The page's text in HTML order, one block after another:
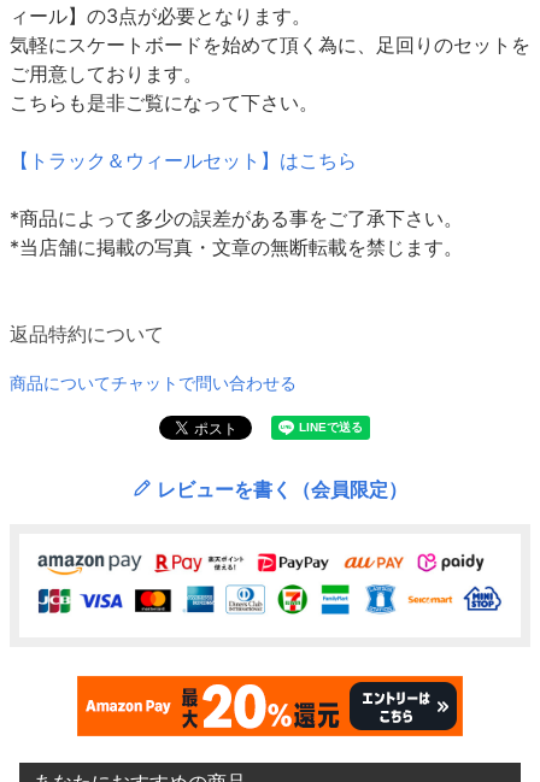
ィール】の3点が必要となります。
気軽にスケートボードを始めて頂く為に、足回りのセットを
ご用意しております。
こちらも是非ご覧になって下さい。
【トラック＆ウィールセット】はこちら
*商品によって多少の誤差がある事をご了承下さい。
*当店舗に掲載の写真・文章の無断転載を禁じます。
返品特約について
商品についてチャットで問い合わせる
レビューを書く（会員限定）